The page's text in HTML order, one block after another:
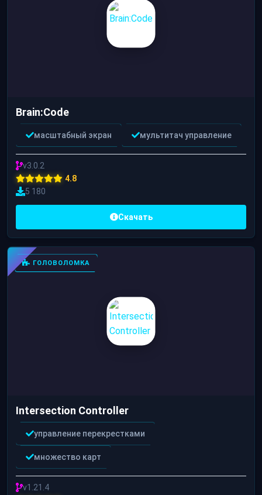
Brain:Code
масштабный экран мультитач управление
v3.0.2
4.8
5 180
Скачать
ГОЛОВОЛОМКА
Intersection Controller
управление перекрестками
множество карт
v1.21.4